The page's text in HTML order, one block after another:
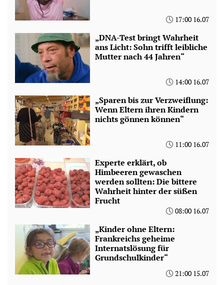
17:00 16.07
„DNA-Test bringt Wahrheit
ans Licht: Sohn trifft leibliche
Mutter nach 44 Jahren“
14:00 16.07
„Sparen bis zur Verzweiflung:
Wenn Eltern ihren Kindern
nichts gönnen können“
11:00 16.07
Experte erklärt, ob
Himbeeren gewaschen
werden sollten: Die bittere
Wahrheit hinter der süßen
Frucht
08:00 16.07
„Kinder ohne Eltern:
Frankreichs geheime
Internatslösung für
Grundschulkinder“
21:00 15.07